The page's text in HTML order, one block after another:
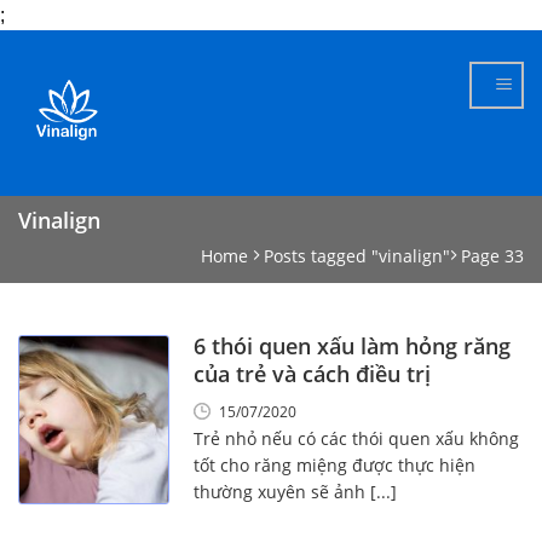
;
content
Vinalign
Home Posts tagged "vinalign" Page 33
6 thói quen xấu làm hỏng răng
của trẻ và cách điều trị
15/07/2020
Trẻ nhỏ nếu có các thói quen xấu không
tốt cho răng miệng được thực hiện
thường xuyên sẽ ảnh [...]